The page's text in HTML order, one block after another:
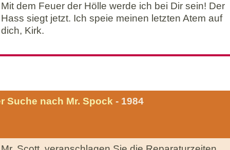
Mit dem Feuer der Hölle werde ich bei Dir sein! Der
Hass siegt jetzt. Ich speie meinen letzten Atem auf
dich, Kirk.
Suche nach Mr. Spock - 1984